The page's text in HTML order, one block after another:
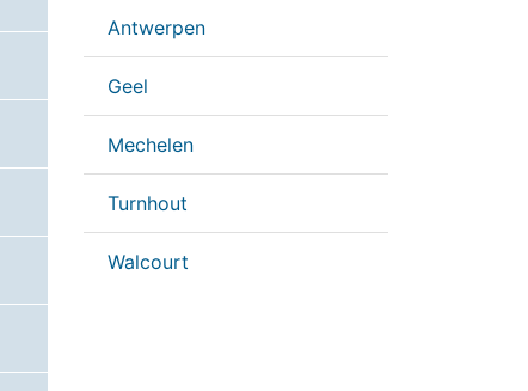
Antwerpen
Geel
Mechelen
Turnhout
Walcourt